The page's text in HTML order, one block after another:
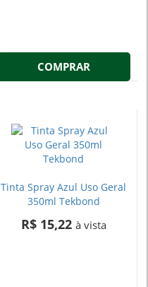
COMPRAR
Tinta Spray Azul Uso Geral
350ml Tekbond
R$ 15,22 à vista